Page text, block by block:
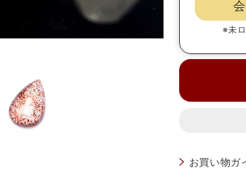
※未
お買い物ガ